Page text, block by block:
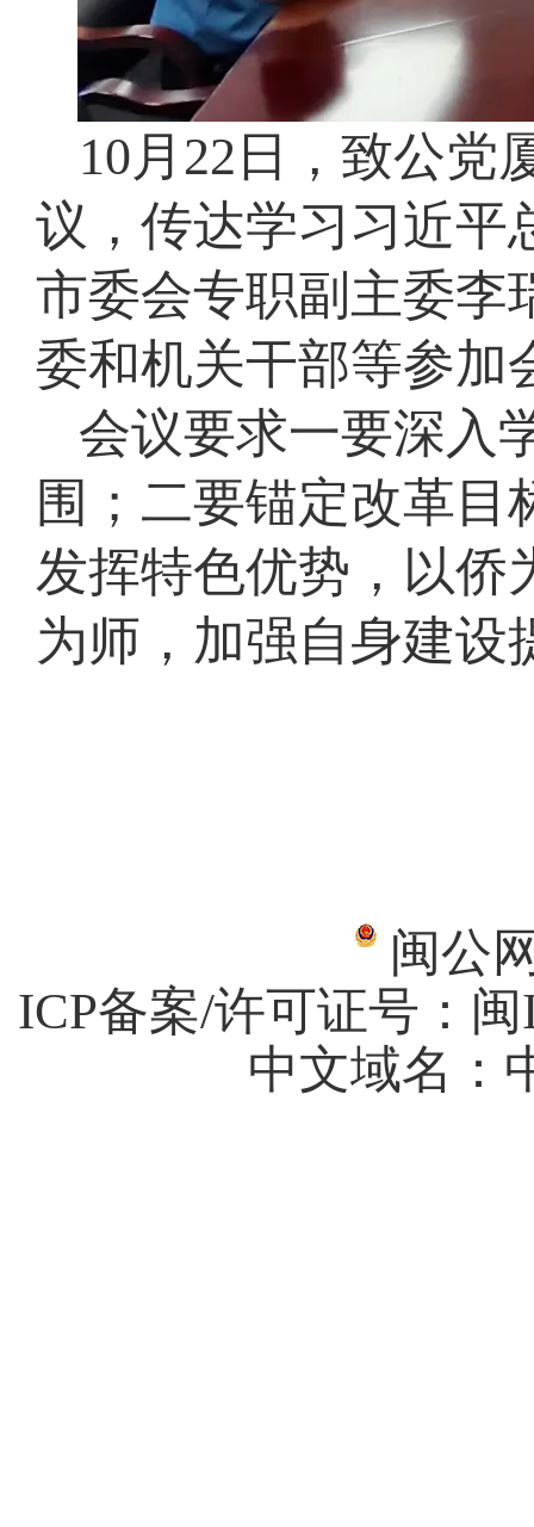
10月22日，致公党
议，传达学习习近平
市委会专职副主委李
委和机关干部等参加
会议要求一要深入
围；二要锚定改革
发挥特色优势，以侨
为师，加强自身建设
闽公
ICP备案/许可证号： 闽
中文域名：